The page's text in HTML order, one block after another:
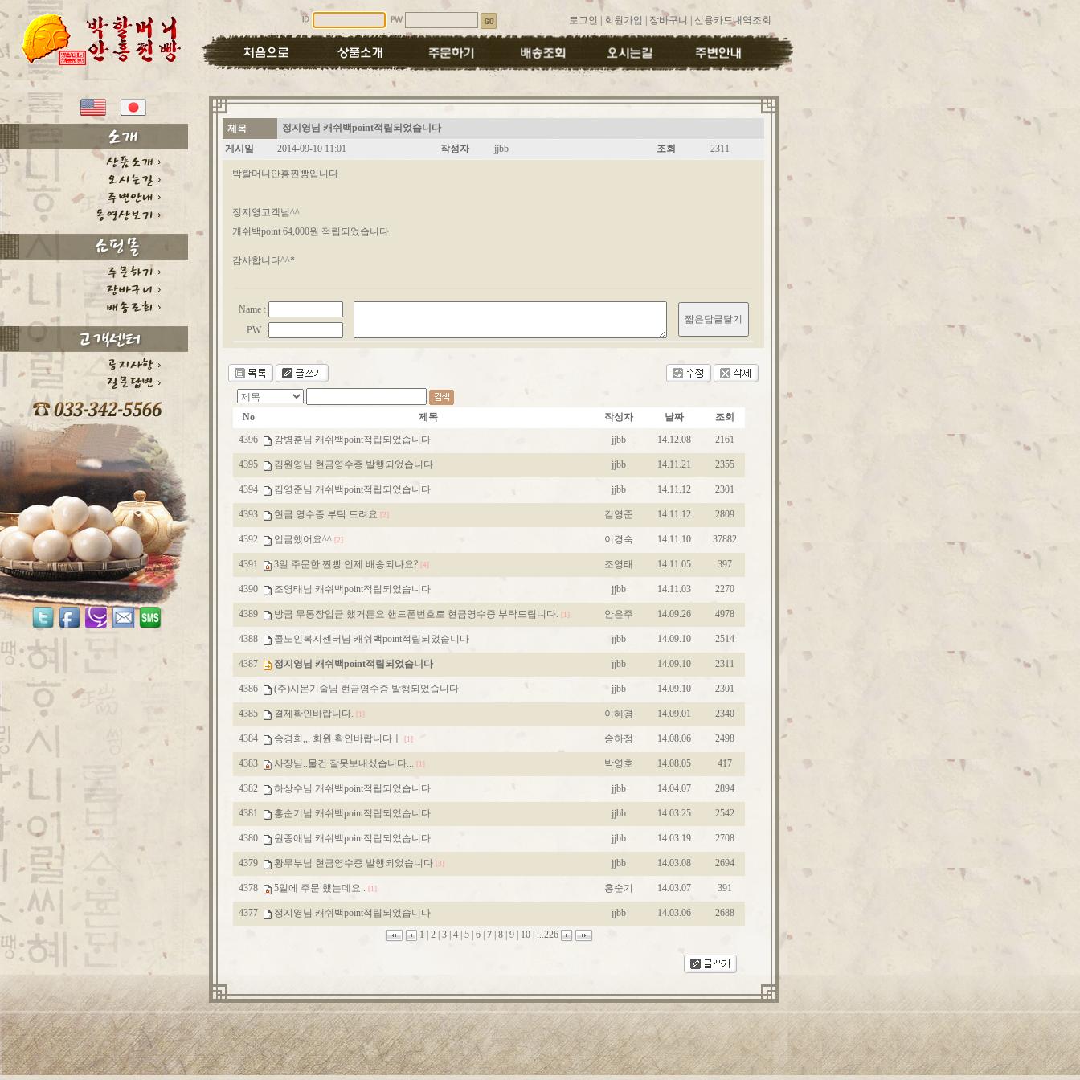
로그인 회원가입 장바구니 신용카드내역조회
제목
정지영님 캐쉬백point적립되었습니다
게시일
2014-09-10 11:01 작성자 jjbb 조회 2311
박할머니안흥찐빵입니다
정지영고객님^^
캐쉬백point 64,000원 적립되었습니다
감사합니다^^*
Name :
PW :
No 제목 작성자 날짜
조회
4396
강병훈님 캐쉬백point적립되었습니다 jjbb 14.12.08 2161
4395 김원영님 현금영수증 발행되었습니다 jjbb 14.11.21 2355
4394 김영준님 캐쉬백point적립되었습니다 jjbb 14.11.12 2301
4393 현금 영수증 부탁 드려요 [2] 김영준 14.11.12 2809
4392 입금했어요^^ [2] 이경숙 14.11.10 37882
4391 3일 주문한 찐빵 언제 배송되나요? [4] 조영태 14.11.05 397
4390 조영태님 캐쉬백point적립되었습니다 jjbb 14.11.03 2270
4389 방금 무통장입금 했거든요 핸드폰번호로 현금영수증 부탁드립니다. [1] 안은주 14.09.26 4978
4388 콜노인복지센터님 캐쉬백point적립되었습니다 jjbb 14.09.10 2514
4387 정지영님 캐쉬백point적립되었습니다 jjbb 14.09.10 2311
4386 (주)시몬기술님 현금영수증 발행되었습니다 jjbb 14.09.10 2301
4385 결제확인바랍니다. [1] 이혜경 14.09.01 2340
4384 송경희,,, 회원.확인바랍니다ㅣ [1] 송하정 14.08.06 2498
4383 사장님..물건 잘못보내셨습니다... [1] 박영호 14.08.05 417
4382 하상수님 캐쉬백point적립되었습니다 jjbb 14.04.07 2894
4381 홍순기님 캐쉬백point적립되었습니다 jjbb 14.03.25 2542
4380 원종애님 캐쉬백point적립되었습니다 jjbb 14.03.19 2708
4379 황무부님 현금영수증 발행되었습니다 [3] jjbb 14.03.08 2694
4378 5일에 주문 했는데요.. [1] 홍순기 14.03.07 391
4377 정지영님 캐쉬백point적립되었습니다 jjbb 14.03.06
2688
1
2 3 4 5 6 7 8 9 10 ...226